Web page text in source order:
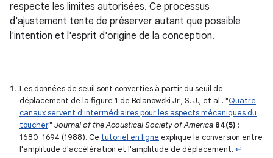
respecte les limites autorisées. Ce processus
d'ajustement tente de préserver autant que possible
l'intention et l'esprit d'origine de la conception.
Les données de seuil sont converties à partir du seuil de
déplacement de la figure 1 de Bolanowski Jr., S. J., et al.. "Quatre
canaux servent d'intermédiaires pour les aspects mécaniques du
toucher." Journal of the Acoustical Society of America 84(5) :
1680-1694 (1988). Ce tutoriel en ligne explique la conversion entre
l'amplitude d'accélération et l'amplitude de déplacement. ↩